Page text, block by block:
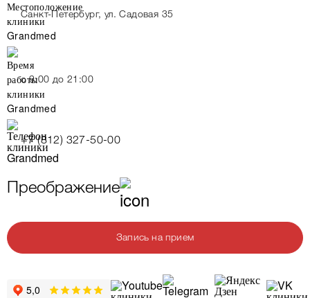
Санкт-Петербург, ул. Садовая 35
c 9:00 до 21:00
+7 (812) 327-50-00
Преображение
Запись на прием